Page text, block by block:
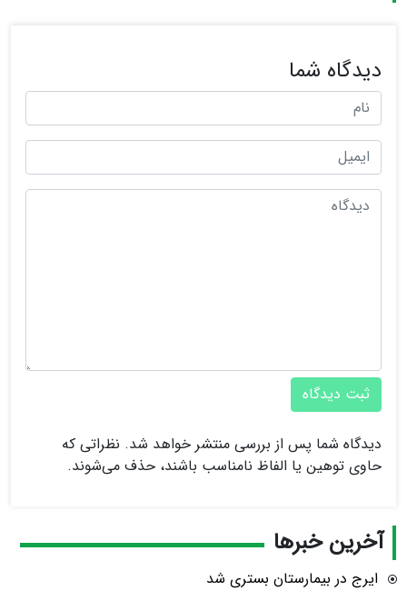
دیدگاه شما
ثبت دیدگاه
دیدگاه شما پس از بررسی منتشر خواهد شد. نظراتی که
حاوی توهین یا الفاظ نامناسب باشند، حذف می‌شوند.
آخرین خبرها
ایرج در بیمارستان بستری شد